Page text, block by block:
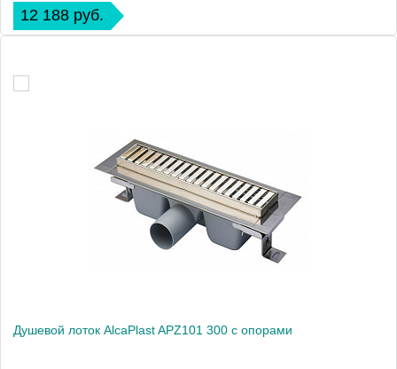
12 188 руб.
Душевой лоток AlcaPlast APZ101 300 с опорами